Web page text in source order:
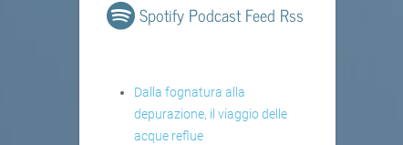
Spotify Podcast Feed Rss
Dalla fognatura alla
depurazione, il viaggio delle
acque reflue